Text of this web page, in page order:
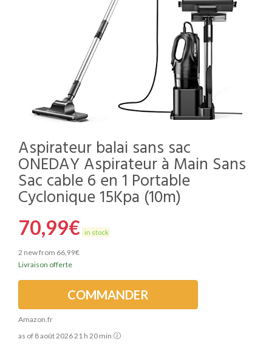
Aspirateur balai sans sac
ONEDAY Aspirateur à Main Sans
Sac cable 6 en 1 Portable
Cyclonique 15Kpa (10m)
70,99€ in stock
2 new from 66,99€
Livraison offerte
COMMANDER
Amazon.fr
as of 8 août 2026 21 h 20 min